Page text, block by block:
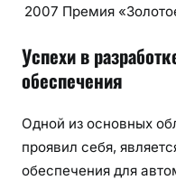
2007 Премия
Успехи в
обеспечения
Одной из основных
проявил себя,
обеспечения для